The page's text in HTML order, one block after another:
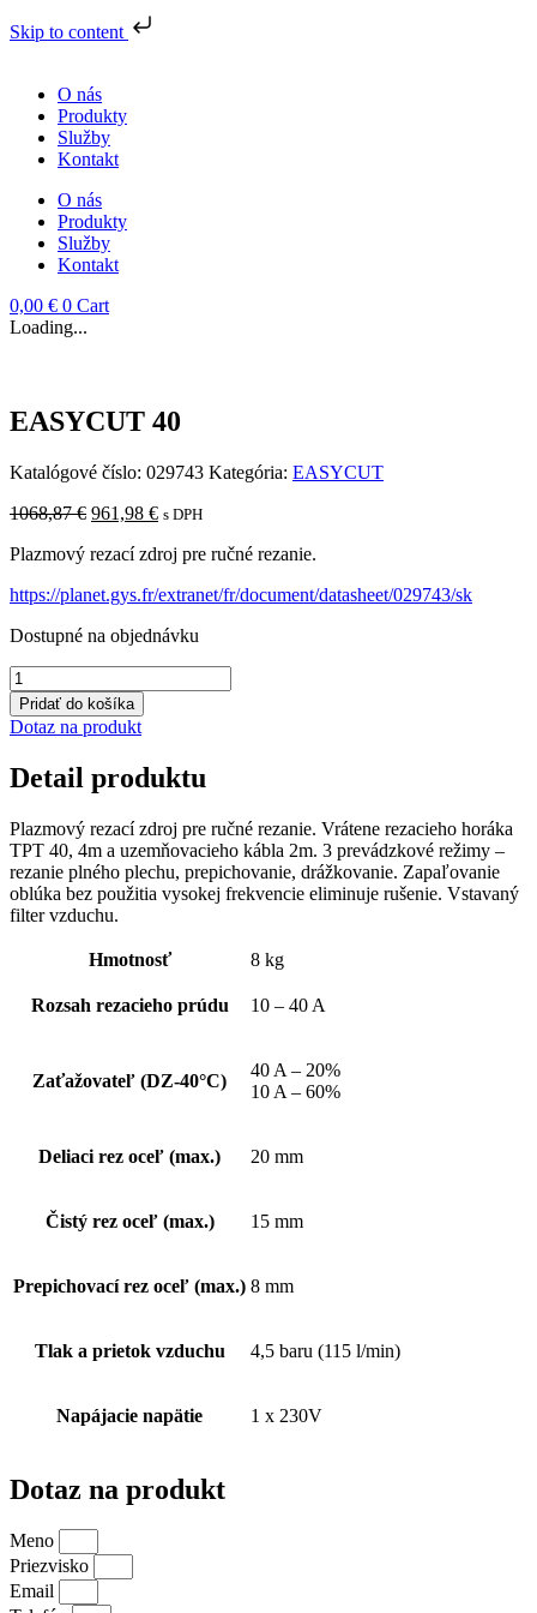
Skip to content
obsah
O nás
Produkty
Služby
Kontakt
O nás
Produkty
Služby
Kontakt
0,00 € 0 Cart
Loading...
EASYCUT 40
Katalógové číslo: 029743 Kategória: EASYCUT
1068,87€ Pôvodná
bola:
961,98 €Aktuálna
je:
s DPH
Plazmový rezací zdroj pre ručné rezanie.
https://planet.gys.fr/extranet/fr/document/datasheet/029743/sk
Dostupné na objednávku
množstvo
EASYCUT
40
Pridať do košíka
Dotaz na produkt
Detail produktu
Plazmový rezací zdroj pre ručné rezanie. Vrátene rezacieho horáka
TPT 40, 4m a uzemňovacieho kábla 2m. 3 prevádzkové režimy –
rezanie plného plechu, prepichovanie, drážkovanie. Zapaľovanie
oblúka bez použitia vysokej frekvencie eliminuje rušenie. Vstavaný
filter vzduchu.
Hmotnosť 8 kg
Rozsah rezacieho prúdu 10 – 40 A
Zaťažovateľ (DZ-40°C)
40 A – 20%
10 A – 60%
Deliaci rez oceľ (max.) 20 mm
Čistý rez oceľ (max.) 15 mm
Prepichovací rez oceľ (max.) 8 mm
Tlak a prietok vzduchu 4,5 baru (115 l/min)
Napájacie napätie 1 x 230V
Dotaz na produkt
Meno
Priezvisko
Email